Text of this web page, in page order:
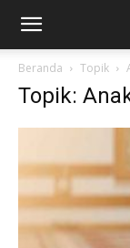
Beranda Topik
Topik: